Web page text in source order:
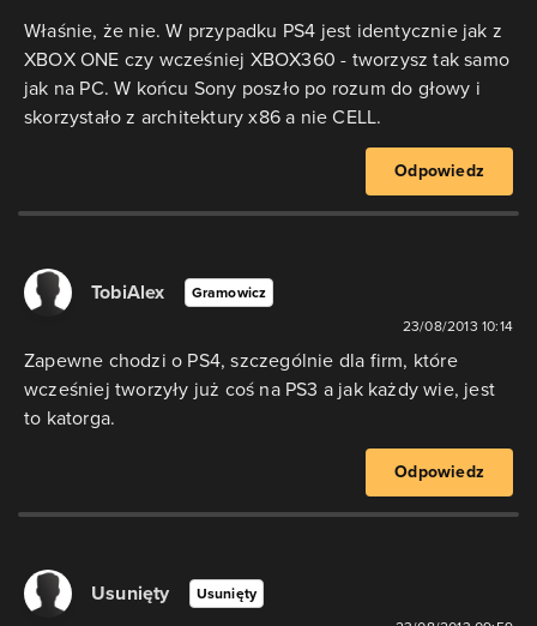
Właśnie, że nie. W przypadku PS4 jest identycznie jak z
XBOX ONE czy wcześniej XBOX360 - tworzysz tak samo
jak na PC. W końcu Sony poszło po rozum do głowy i
skorzystało z architektury x86 a nie CELL.
Odpowiedz
TobiAlex Gramowicz
23/08/2013 10:14
Zapewne chodzi o PS4, szczególnie dla firm, które
wcześniej tworzyły już coś na PS3 a jak każdy wie, jest
to katorga.
Odpowiedz
Usunięty Usunięty